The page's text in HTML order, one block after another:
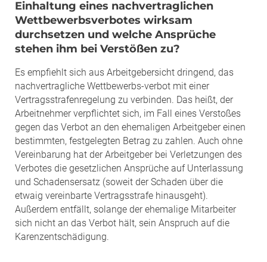
Einhaltung eines nachvertraglichen
Wettbewerbsverbotes wirksam
durchsetzen und welche Ansprüche
stehen ihm bei Verstößen zu?
Es empfiehlt sich aus Arbeitgebersicht dringend, das
nachvertragliche Wettbewerbs-verbot mit einer
Vertragsstrafenregelung zu verbinden. Das heißt, der
Arbeitnehmer verpflichtet sich, im Fall eines Verstoßes
gegen das Verbot an den ehemaligen Arbeitgeber einen
bestimmten, festgelegten Betrag zu zahlen. Auch ohne
Vereinbarung hat der Arbeitgeber bei Verletzungen des
Verbotes die gesetzlichen Ansprüche auf Unterlassung
und Schadensersatz (soweit der Schaden über die
etwaig vereinbarte Vertragsstrafe hinausgeht).
Außerdem entfällt, solange der ehemalige Mitarbeiter
sich nicht an das Verbot hält, sein Anspruch auf die
Karenzentschädigung.